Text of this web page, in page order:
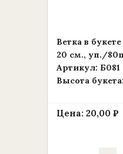
Ветка в
20 см., уп./
Артикул: Б081
Высота
Цена: 20,00 ₽